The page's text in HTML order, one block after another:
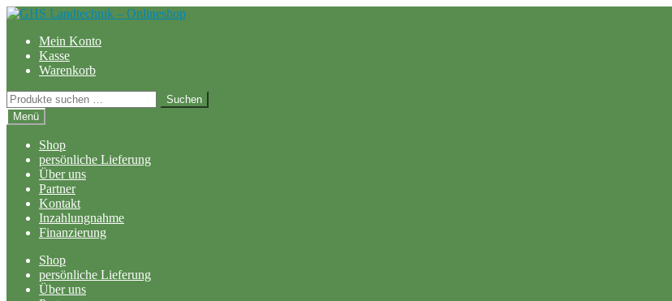
Zur
springen
Zum
springenMein Konto
Kasse
Warenkorb
Suchen
nach:
Suchen
Menü
Shop
persönliche Lieferung
Über uns
Partner
Kontakt
Inzahlungnahme
Finanzierung
Shop
persönliche Lieferung
Über uns